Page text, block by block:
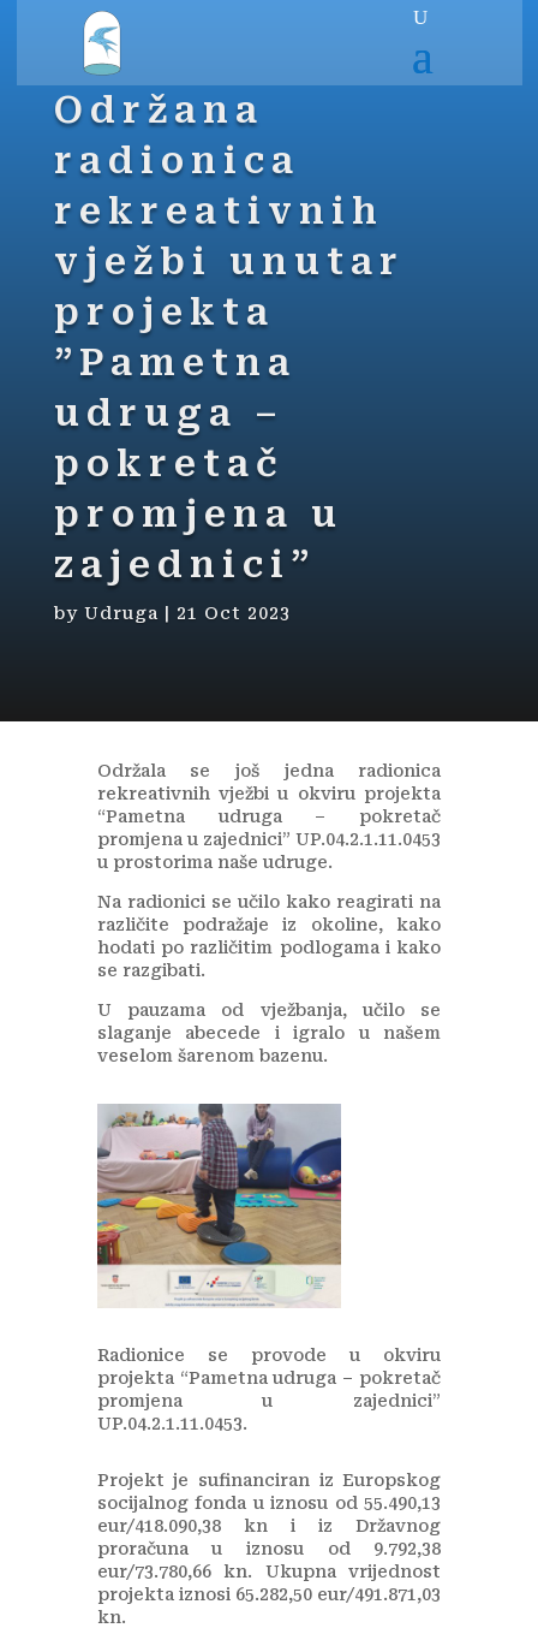
Održana
radionica
rekreativnih
vježbi unutar
projekta
”Pametna
udruga –
pokretač
promjena u
zajednici”
by Udruga 21 Oct 2023
Održala se još jedna radionica
rekreativnih vježbi u okviru projekta
“Pametna udruga – pokretač
promjena u zajednici” UP.04.2.1.11.0453
u prostorima naše udruge.
Na radionici se učilo kako reagirati na
različite podražaje iz okoline, kako
hodati po različitim podlogama i kako
se razgibati.
U pauzama od vježbanja, učilo se
slaganje abecede i igralo u našem
veselom šarenom bazenu.
Radionice se provode u okviru
projekta “Pametna udruga – pokretač
promjena u zajednici”
UP.04.2.1.11.0453.
Projekt je sufinanciran iz Europskog
socijalnog fonda u iznosu od 55.490,13
eur/418.090,38 kn i iz Državnog
proračuna u iznosu od 9.792,38
eur/73.780,66 kn. Ukupna vrijednost
projekta iznosi 65.282,50 eur/491.871,03
kn.